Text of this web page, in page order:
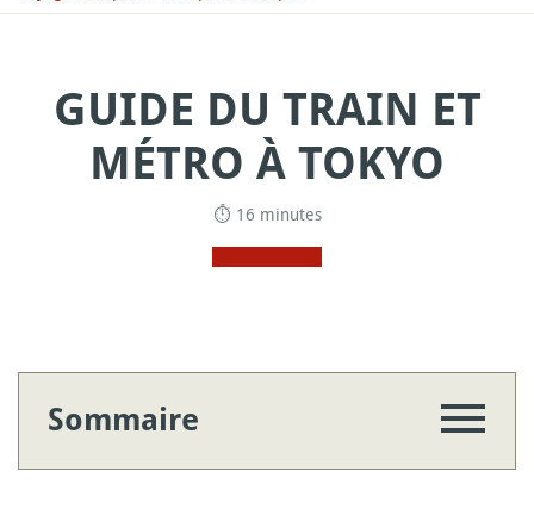
GUIDE DU TRAIN ET
MÉTRO À TOKYO
⏱ 16 minutes
Sommaire